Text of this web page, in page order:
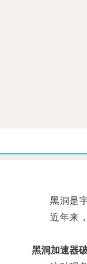
黑洞是宇
近年来，
黑洞加速器